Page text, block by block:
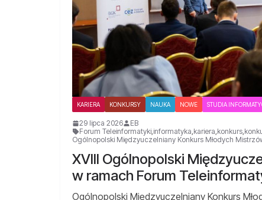
KARIERA KONKURSY NAUKA NOWE STUDIA
29 lipca 2026
EB
Forum Teleinformatyki informatyka kariera konkurs
Ogólnopolski Międzyuczelniany Konkurs Młodych
XVIII Ogólnopolski
w ramach Forum
Ogólnopolski Międzyuczelniany Konkurs